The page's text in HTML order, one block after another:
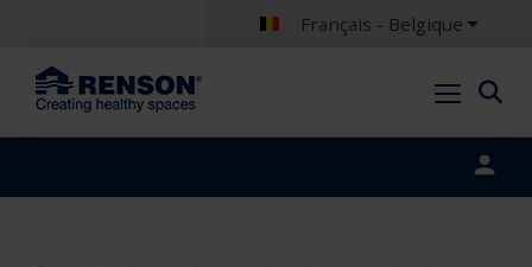
Français - Belgique